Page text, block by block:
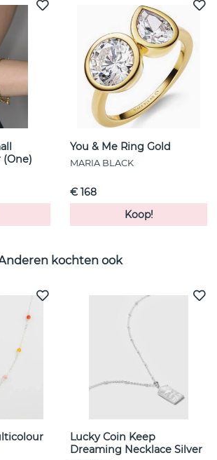
(One)
You & Me Ring Gold
MARIA BLACK
€ 168
Koop!
kochten ook
Lucky Coin Keep
Dreaming Necklace Silver